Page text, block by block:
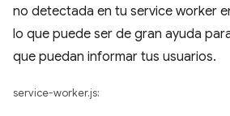
no detectada en tu service worker
lo que puede ser de gran ayuda
que puedan informar tus usuarios.
service-worker.js: